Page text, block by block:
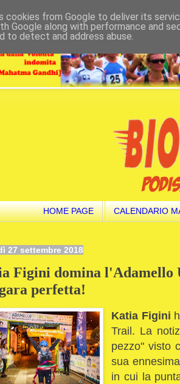
HOME PAGE CALENDARIO
27 settembre 2018
Figini domina l'Adamello
perfetta!
Katia Figini
Trail. La
pezzo" visto
sua
in cui la
cookies from Google to deliver its
Google along with performance and
to detect and address abuse.